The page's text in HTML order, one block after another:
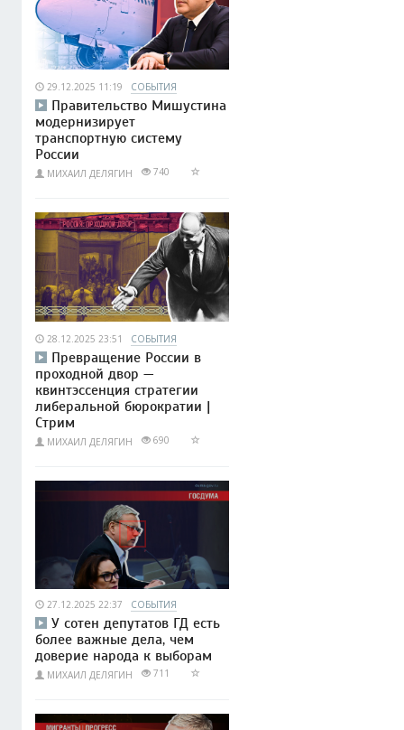
29.12.2025 11:19 СОБЫТИЯ
Правительство Мишустина
модернизирует
транспортную систему
России
МИХАИЛ ДЕЛЯГИН 740
28.12.2025 23:51 СОБЫТИЯ
Превращение России в
проходной двор —
квинтэссенция стратегии
либеральной бюрократии |
Стрим
МИХАИЛ ДЕЛЯГИН 690
27.12.2025 22:37 СОБЫТИЯ
У сотен депутатов ГД есть
более важные дела, чем
доверие народа к выборам
МИХАИЛ ДЕЛЯГИН 711